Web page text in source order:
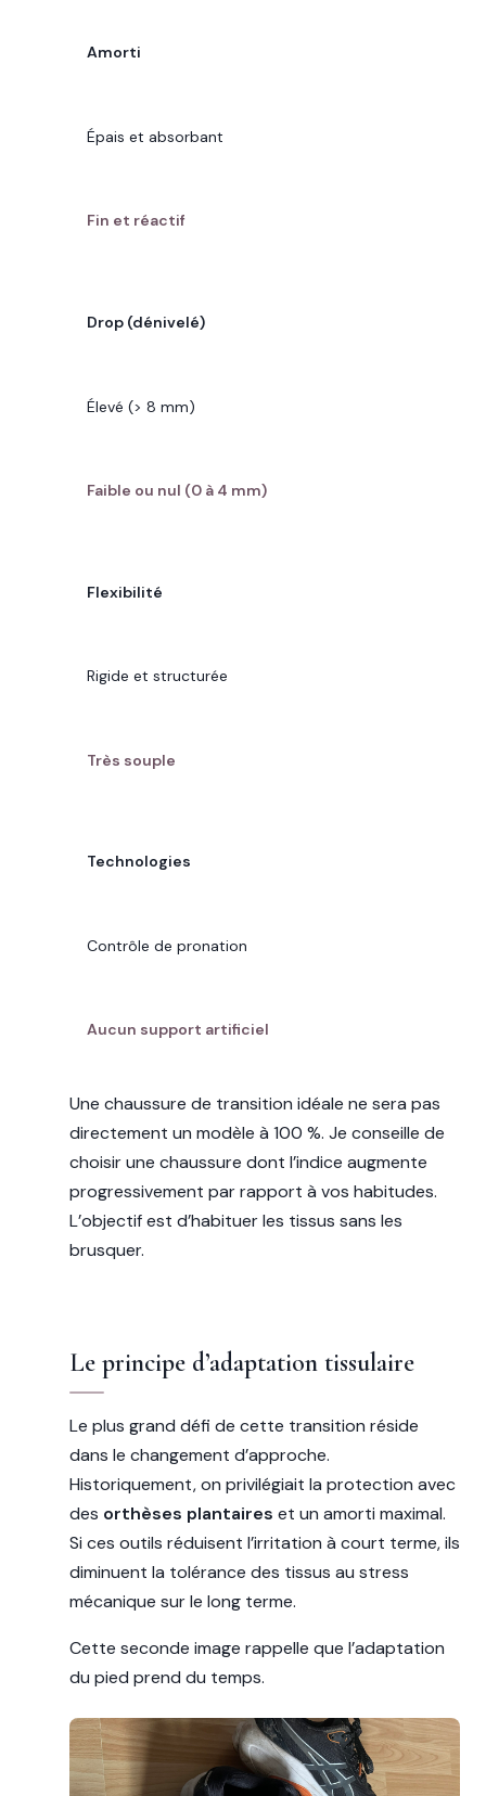
Amorti
Épais et absorbant
Fin et réactif
Drop (dénivelé)
Élevé (> 8 mm)
Faible ou nul (0 à 4 mm)
Flexibilité
Rigide et structurée
Très souple
Technologies
Contrôle de pronation
Aucun support artificiel
Une chaussure de transition idéale ne sera pas
directement un modèle à 100 %. Je conseille de
choisir une chaussure dont l’indice augmente
progressivement par rapport à vos habitudes.
L’objectif est d’habituer les tissus sans les
brusquer.
Le principe d’adaptation tissulaire
Le plus grand défi de cette transition réside
dans le changement d’approche.
Historiquement, on privilégiait la protection avec
des orthèses plantaires et un amorti maximal.
Si ces outils réduisent l’irritation à court terme, ils
diminuent la tolérance des tissus au stress
mécanique sur le long terme.
Cette seconde image rappelle que l’adaptation
du pied prend du temps.